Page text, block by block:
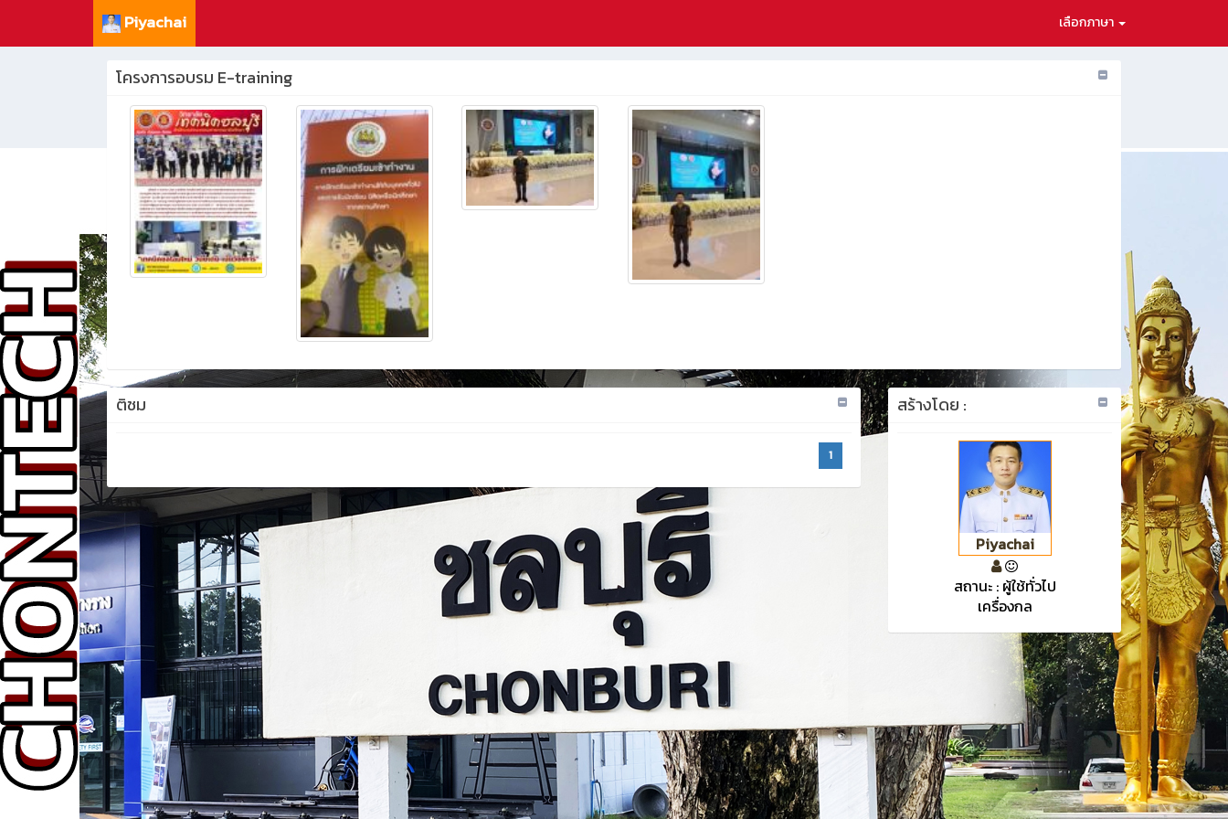
Piyachai เลือกภาษา
โครงการอบรม E-training
ติชม
1
สร้างโดย :
Piyachai
สถานะ : ผู้ใช้ทั่วไป
เครื่องกล